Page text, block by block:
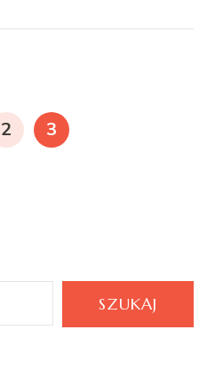
STRONA
2 STRONA
3
SZUKAJ